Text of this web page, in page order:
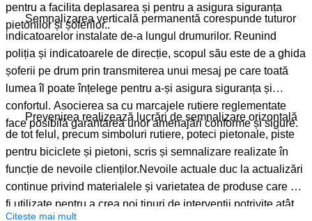
pentru a facilita deplasarea și pentru a asigura siguranța
pietonilor și șoferilor..
Semnalizarea verticală permanentă corespunde tuturor
indicatoarelor instalate de-a lungul drumurilor. Reunind
poliția și indicatoarele de direcție, scopul său este de a ghida
șoferii pe drum prin transmiterea unui mesaj pe care toată
lumea îl poate înțelege pentru a-și asigura siguranța și
confortul. Asocierea sa cu marcajele rutiere reglementate
face posibilă garantarea unor amenajări conforme și sigure.
Prevenirea realizează lucrări de semnalizare orizontală
de tot felul, precum simboluri rutiere, poteci pietonale, piste
pentru biciclete și pietoni, scris și semnalizare realizate în
funcție de nevoile clienților.Nevoile actuale duc la actualizări
continue privind materialele și varietatea de produse care vor
fi utilizate pentru a crea noi tipuri de intervenții potrivite atât
Citeste mai mult